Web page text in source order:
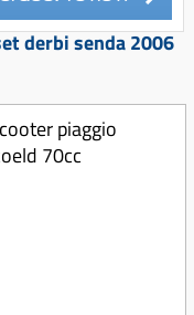
derbi senda 2006
piaggio
70cc